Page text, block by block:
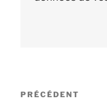
Navigation
Article
PRÉCÉDENT